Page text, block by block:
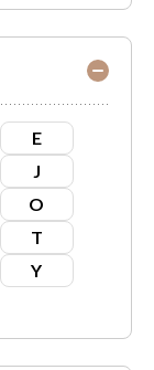
E
J
O
T
Y